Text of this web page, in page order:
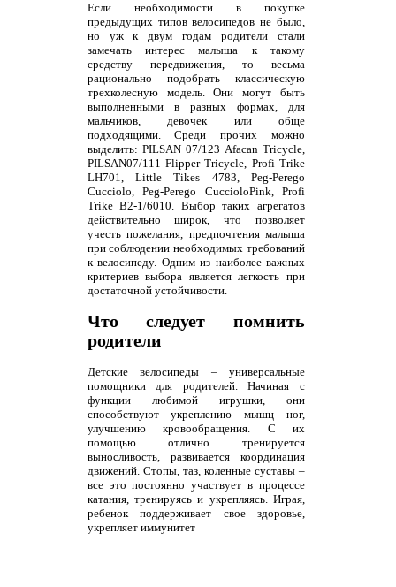
Если необходимости в покупке
предыдущих типов велосипедов не было,
но уж к двум годам родители стали
замечать интерес малыша к такому
средству передвижения, то весьма
рационально подобрать классическую
трехколесную модель. Они могут быть
выполненными в разных формах, для
мальчиков, девочек или обще
подходящими. Среди прочих можно
выделить: PILSAN 07/123 Afacan Tricycle,
PILSAN07/111 Flipper Tricycle, Profi Trike
LH701, Little Tikes 4783, Peg-Perego
Cucciolo, Peg-Perego CuccioloPink, Profi
Trike B2-1/6010. Выбор таких агрегатов
действительно широк, что позволяет
учесть пожелания, предпочтения малыша
при соблюдении необходимых требований
к велосипеду. Одним из наиболее важных
критериев выбора является легкость при
достаточной устойчивости.
Что следует помнить
родители
Детские велосипеды – универсальные
помощники для родителей. Начиная с
функции любимой игрушки, они
способствуют укреплению мышц ног,
улучшению кровообращения. С их
помощью отлично тренируется
выносливость, развивается координация
движений. Стопы, таз, коленные суставы –
все это постоянно участвует в процессе
катания, тренируясь и укрепляясь. Играя,
ребенок поддерживает свое здоровье,
укрепляет иммунитет